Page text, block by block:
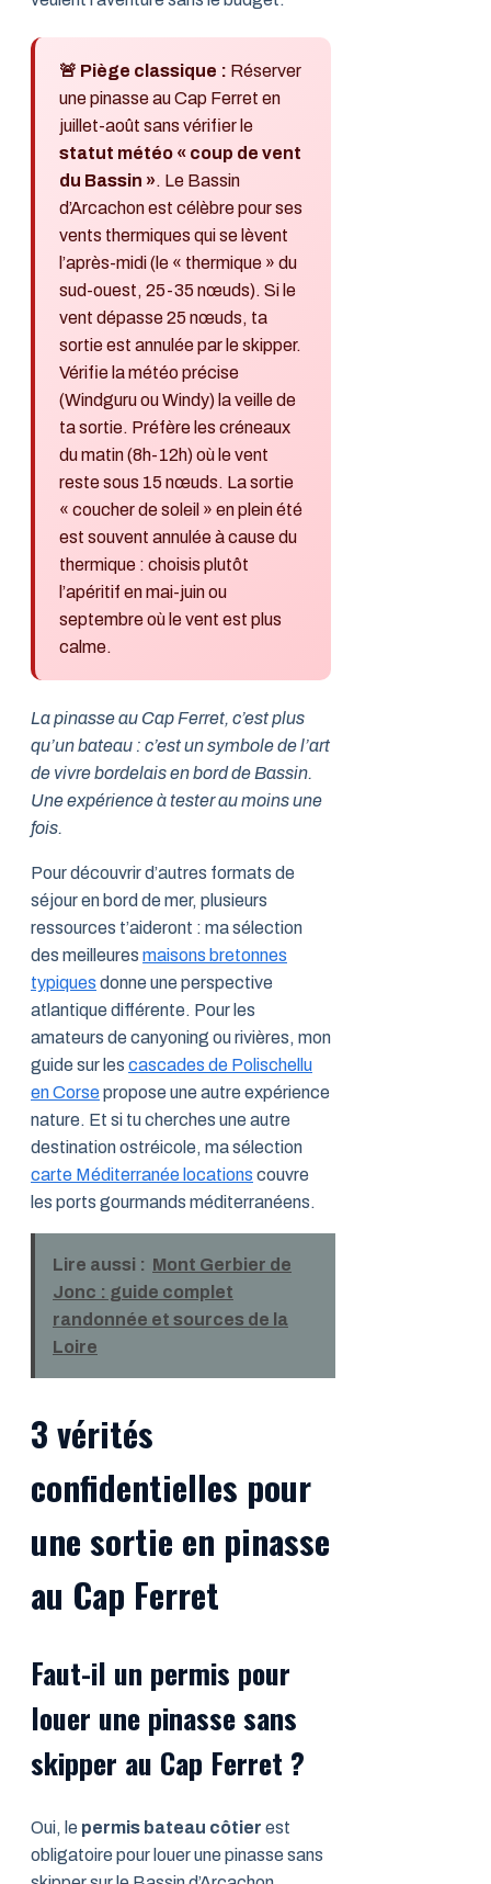
🚨 Piège classique : Réserver
une pinasse au Cap Ferret en
juillet-août sans vérifier le
statut météo « coup de vent
du Bassin ». Le Bassin
d’Arcachon est célèbre pour ses
vents thermiques qui se lèvent
l’après-midi (le « thermique » du
sud-ouest, 25-35 nœuds). Si le
vent dépasse 25 nœuds, ta
sortie est annulée par le skipper.
Vérifie la météo précise
(Windguru ou Windy) la veille de
ta sortie. Préfère les créneaux
du matin (8h-12h) où le vent
reste sous 15 nœuds. La sortie
« coucher de soleil » en plein été
est souvent annulée à cause du
thermique : choisis plutôt
l’apéritif en mai-juin ou
septembre où le vent est plus
calme.
La pinasse au Cap Ferret, c’est plus
qu’un bateau : c’est un symbole de l’art
de vivre bordelais en bord de Bassin.
Une expérience à tester au moins une
fois.
Pour découvrir d’autres formats de
séjour en bord de mer, plusieurs
ressources t’aideront : ma sélection
des meilleures maisons bretonnes
typiques donne une perspective
atlantique différente. Pour les
amateurs de canyoning ou rivières, mon
guide sur les cascades de Polischellu
en Corsepropose une autre expérience
nature. Et si tu cherches une autre
destination ostréicole, ma sélection
carte Méditerranée locations couvre
les ports gourmands méditerranéens.
Lire aussi : Mont Gerbier de
Jonc : guide complet
randonnée et sources de la
Loire
3 vérités
confidentielles pour
une sortie en pinasse
au Cap Ferret
Faut-il un permis pour
louer une pinasse sans
skipper au Cap Ferret ?
Oui, le permis bateau côtier est
obligatoire pour louer une pinasse sans